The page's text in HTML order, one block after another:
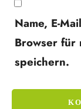
Name, E-
Browser für
speichern.